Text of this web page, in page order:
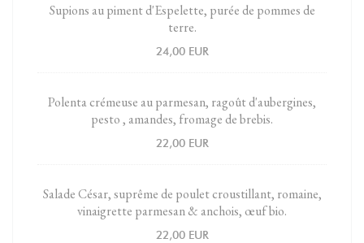
Supions au piment d'Espelette, purée de pommes de
terre.
24,00 EUR
Polenta crémeuse au parmesan, ragoût d'aubergines,
pesto , amandes, fromage de brebis.
22,00 EUR
Salade César, suprême de poulet croustillant, romaine,
vinaigrette parmesan & anchois, œuf bio.
22,00 EUR